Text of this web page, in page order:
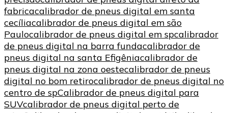
fabricacalibrador de pneus digital em santa
cecíliacalibrador de pneus digital em são
Paulocalibrador de pneus digital em spcalibrador
de pneus digital na barra fundacalibrador de
pneus digital na santa Efigêniacalibrador de
pneus digital na zona oestecalibrador de pneus
digital no bom retirocalibrador de pneus digital no
centro de spCalibrador de pneus digital para
SUVcalibrador de pneus digital perto de